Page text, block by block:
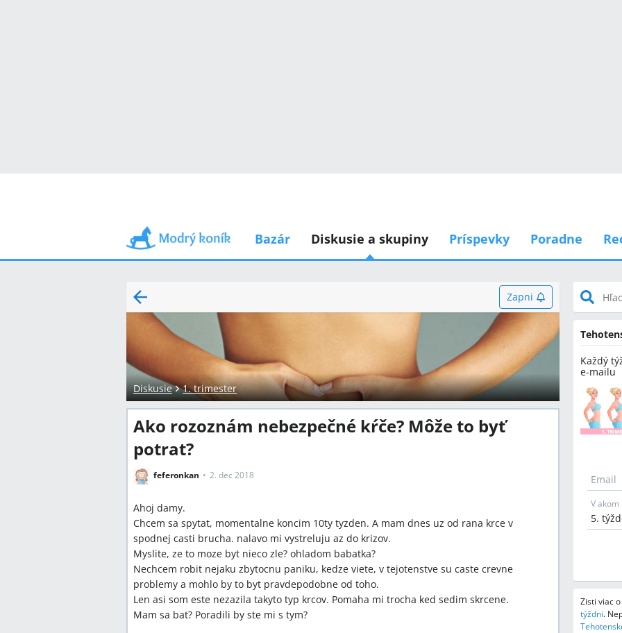
Bazár Diskusie a skupiny Príspevky Poradne
Zapni
Diskusie 1. trimester
Ako rozoznám nebezpečné kŕče? Môže to byť
potrat?
feferonkan 2. dec 2018
Ahoj damy.
Chcem sa spytat, momentalne koncim 10ty tyzden. A mam dnes uz od rana krce v
spodnej casti brucha. nalavo mi vystreluju az do krizov.
Myslite, ze to moze byt nieco zle? ohladom babatka?
Nechcem robit nejaku zbytocnu paniku, kedze viete, v tejotenstve su caste crevne
problemy a mohlo by to byt pravdepodobne od toho.
Len asi som este nezazila takyto typ krcov. Pomaha mi trocha ked sedim skrcene.
Mam sa bat? Poradili by ste mi s tym?
Každý
e-mailu
Email
V
Zisti viac
týždni.